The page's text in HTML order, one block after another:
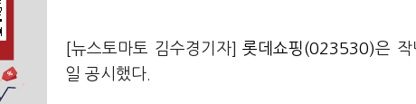
[뉴스토마토 김수경기자]롯데쇼핑(023530)은 작
일 공시했다.